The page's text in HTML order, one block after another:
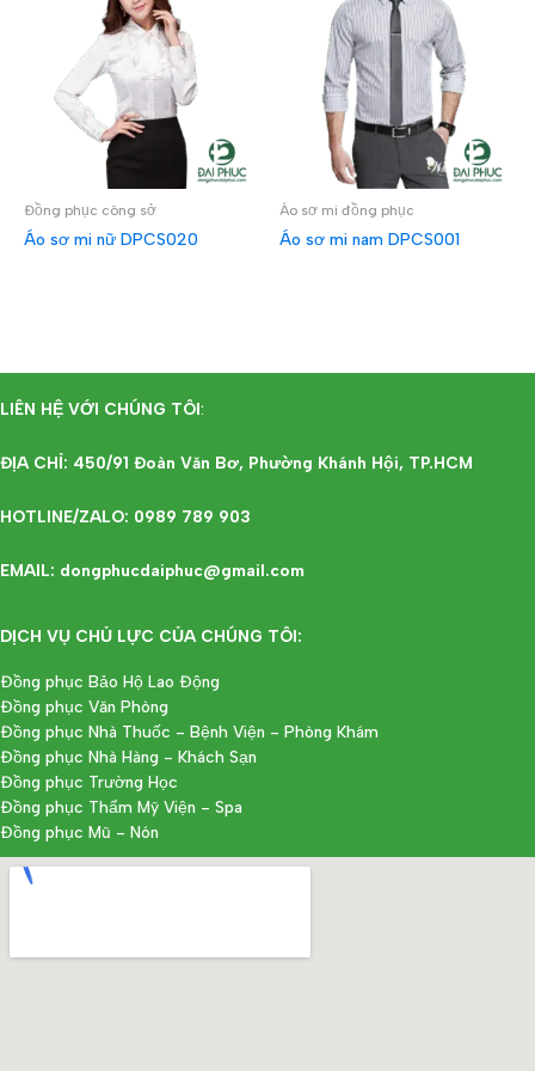
Đồng phục công sở
Áo sơ mi nữ DPCS020
Áo sơ mi đồng phục
Áo sơ mi nam DPCS001
LIÊN HỆ VỚI CHÚNG TÔI:
ĐỊA CHỈ: 450/91 Đoàn Văn Bơ, Phường Khánh Hội, TP.HCM
HOTLINE/ZALO: 0989 789 903
EMAIL: dongphucdaiphuc@gmail.com
DỊCH VỤ CHỦ LỰC CỦA CHÚNG TÔI:
Đồng phục Bảo Hộ Lao Động
Đồng phục Văn Phòng
Đồng phục Nhà Thuốc - Bệnh Viện - Phòng Khám
Đồng phục Nhà Hàng - Khách Sạn
Đồng phục Trường Học
Đồng phục Thẩm Mỹ Viện - Spa
Đồng phục Mũ - Nón